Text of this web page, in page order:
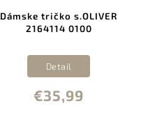
Dámske tričko s.OLIVER
2164114 0100
€35,99
Detail